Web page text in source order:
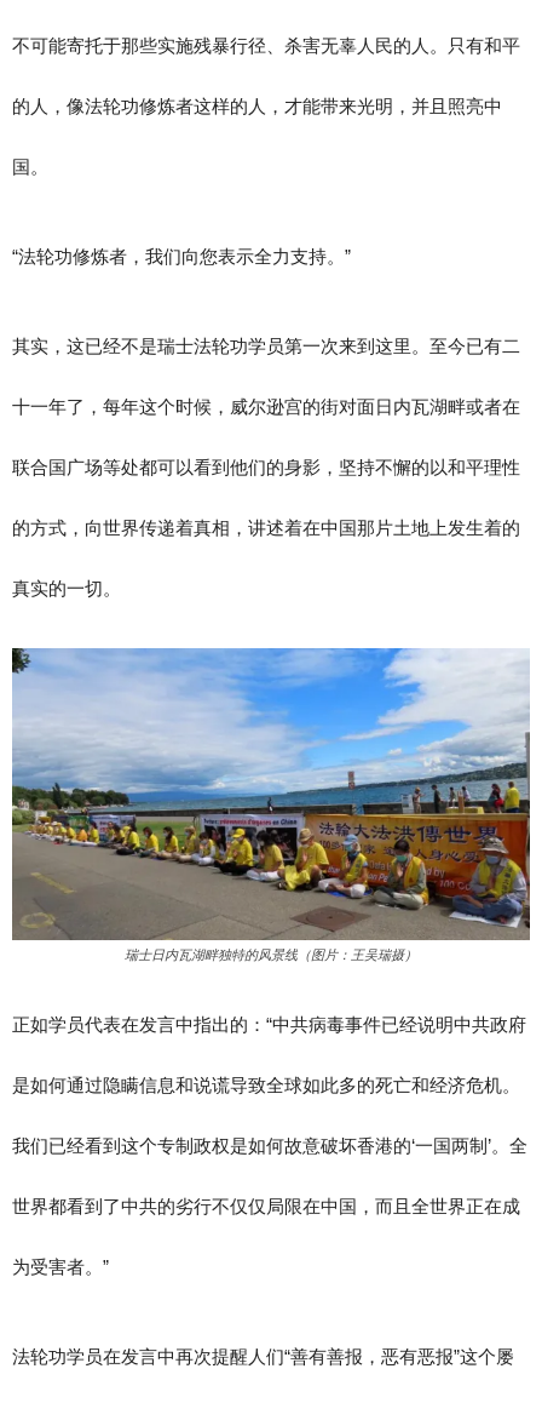
不可能寄托于那些实施残暴行径、杀害无辜人民的人。只有和平
的人，像法轮功修炼者这样的人，才能带来光明，并且照亮中
国。
“法轮功修炼者，我们向您表示全力支持。”
其实，这已经不是瑞士法轮功学员第一次来到这里。至今已有二
十一年了，每年这个时候，威尔逊宫的街对面日内瓦湖畔或者在
联合国广场等处都可以看到他们的身影，坚持不懈的以和平理性
的方式，向世界传递着真相，讲述着在中国那片土地上发生着的
真实的一切。
瑞士日内瓦湖畔独特的风景线（图片：王吴瑞摄）
正如学员代表在发言中指出的：“中共病毒事件已经说明中共政府
是如何通过隐瞒信息和说谎导致全球如此多的死亡和经济危机。
我们已经看到这个专制政权是如何故意破坏香港的‘一国两制’。全
世界都看到了中共的劣行不仅仅局限在中国，而且全世界正在成
为受害者。”
法轮功学员在发言中再次提醒人们“善有善报，恶有恶报”这个屡